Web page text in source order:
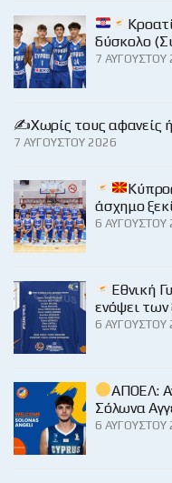
δύσκολο
7 ΑΥΓΟΎΣΤΟΥ
✍️Χωρίς τους αφανείς
7 ΑΥΓΟΎΣΤΟΥ 2026
άσχημο
6 ΑΥΓΟΎΣΤΟΥ
Εθνική
ενόψει
6 ΑΥΓΟΎΣΤΟΥ
ΑΠΟΕΛ:
Σόλωνα
6 ΑΥΓΟΎΣΤΟΥ